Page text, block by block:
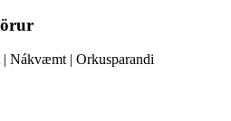
Nákvæmt | Orkusparandi